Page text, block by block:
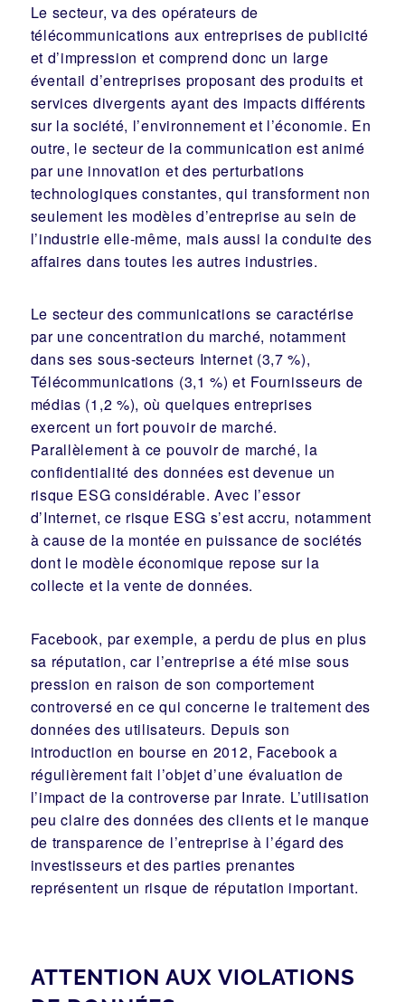
Le secteur, va des opérateurs de
télécommunications aux entreprises de publicité
et d’impression et comprend donc un large
éventail d’entreprises proposant des produits et
services divergents ayant des impacts différents
sur la société, l’environnement et l’économie. En
outre, le secteur de la communication est animé
par une innovation et des perturbations
technologiques constantes, qui transforment non
seulement les modèles d’entreprise au sein de
l’industrie elle-même, mais aussi la conduite des
affaires dans toutes les autres industries.
Le secteur des communications se caractérise
par une concentration du marché, notamment
dans ses sous-secteurs Internet (3,7 %),
Télécommunications (3,1 %) et Fournisseurs de
médias (1,2 %), où quelques entreprises
exercent un fort pouvoir de marché.
Parallèlement à ce pouvoir de marché, la
confidentialité des données est devenue un
risque ESG considérable. Avec l’essor
d’Internet, ce risque ESG s’est accru, notamment
à cause de la montée en puissance de sociétés
dont le modèle économique repose sur la
collecte et la vente de données.
Facebook, par exemple, a perdu de plus en plus
sa réputation, car l’entreprise a été mise sous
pression en raison de son comportement
controversé en ce qui concerne le traitement des
données des utilisateurs. Depuis son
introduction en bourse en 2012, Facebook a
régulièrement fait l’objet d’une évaluation de
l’impact de la controverse par Inrate. L’utilisation
peu claire des données des clients et le manque
de transparence de l’entreprise à l’égard des
investisseurs et des parties prenantes
représentent un risque de réputation important.
ATTENTION AUX VIOLATIONS